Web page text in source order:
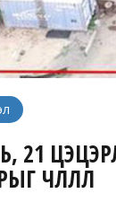
21
ЧӨЛӨӨЛЛӨӨ